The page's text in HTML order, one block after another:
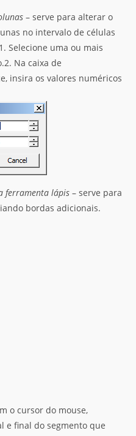
– serve para alterar o
no intervalo de células
Selecione uma ou mais
Na caixa de
insira os valores numéricos
ferramenta lápis – serve para
bordas adicionais.
o cursor do mouse,
e final do segmento que